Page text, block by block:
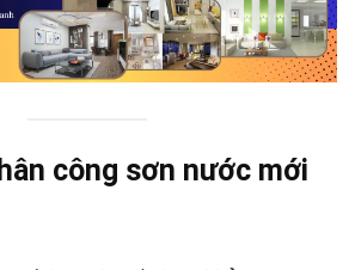
công sơn nước mới